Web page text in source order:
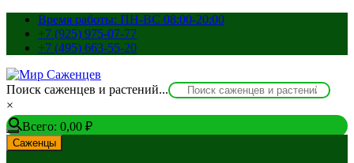
Перейти
содержимому
Время работы: ПН-ВС 08:00-20:00
+7 (925) 975-07-77
+7 (495) 663-55-20
Поиск саженцев и растений...
×
Всего: 0,00 ₽
Саженцы